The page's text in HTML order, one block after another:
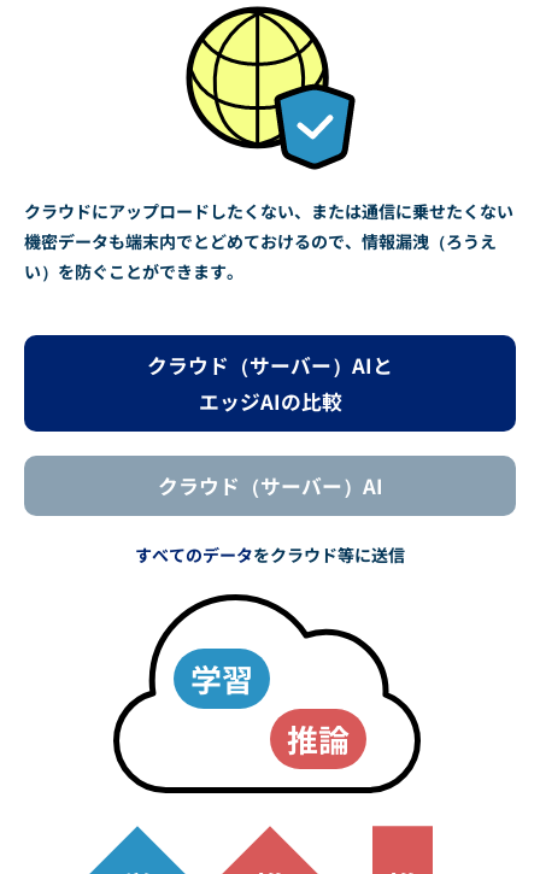
クラウドにアップロードしたくない、または通信に乗せたくない
機密データも端末内でとどめておけるので、情報漏洩（ろうえ
い）を防ぐことができます。
クラウド（サーバー）AIと
エッジAIの比較
クラウド（サーバー）AI
すべてのデータをクラウド等に送信